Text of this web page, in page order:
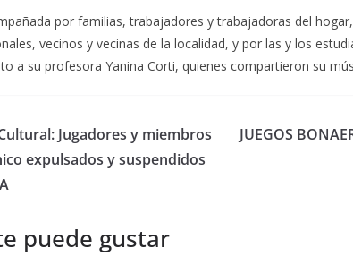
por familias, trabajadores y trabajadoras del
vecinos y vecinas de la localidad, y por las y los
a su profesora Yanina Corti, quienes compartieron su
Jugadores y miembros
expulsados y suspendidos
JUEGOS
puede gustar